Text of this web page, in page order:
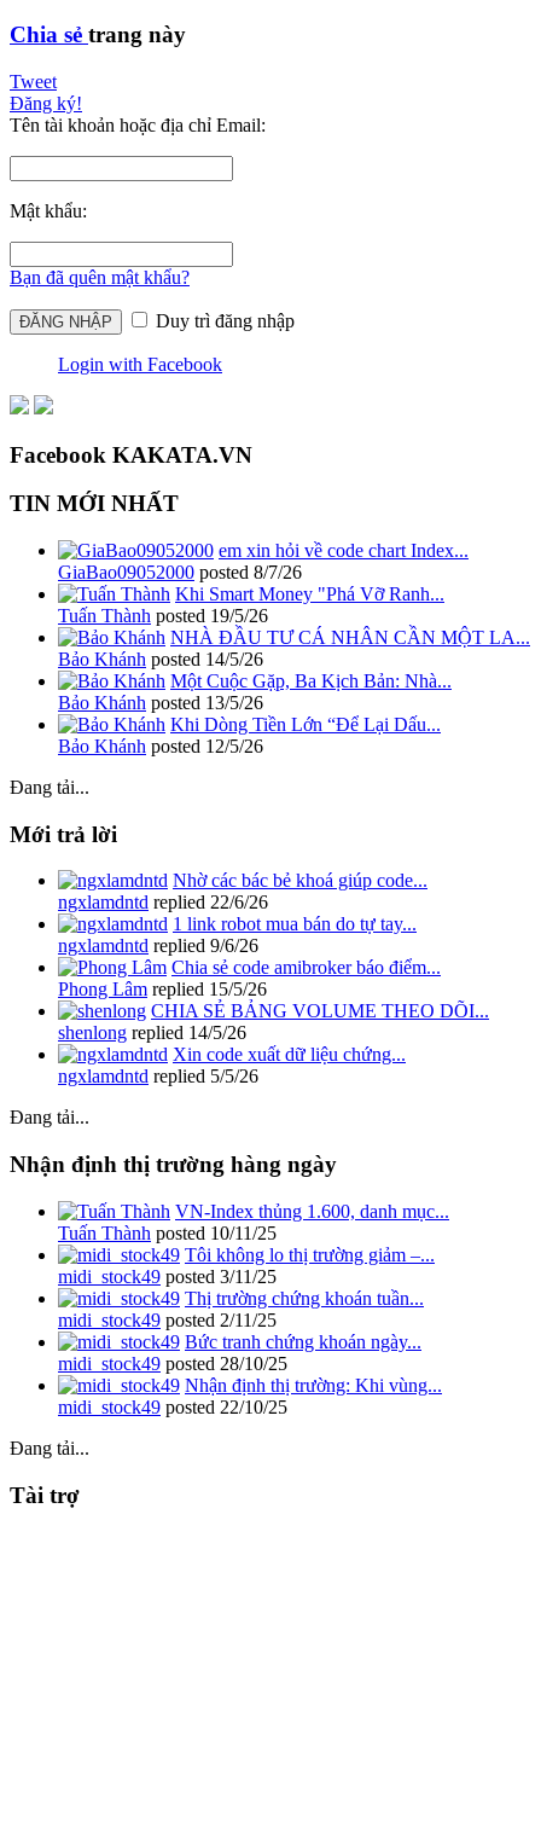
Chia sẻ trang này
Tweet
Đăng ký!
Tên tài khoản hoặc địa chỉ Email:
Mật khẩu:
Bạn đã quên mật khẩu?
Duy trì đăng nhập
Login with Facebook
Facebook KAKATA.VN
TIN MỚI NHẤT
em xin hỏi về code chart Index...
GiaBao09052000 posted 8/7/26
Khi Smart Money "Phá Vỡ Ranh...
Tuấn Thành posted 19/5/26
NHÀ ĐẦU TƯ CÁ NHÂN CẦN MỘT LA...
Bảo Khánh posted 14/5/26
Một Cuộc Gặp, Ba Kịch Bản: Nhà...
Bảo Khánh posted 13/5/26
Khi Dòng Tiền Lớn “Để Lại Dấu...
Bảo Khánh posted 12/5/26
Đang tải...
Mới trả lời
Nhờ các bác bẻ khoá giúp code...
ngxlamdntd replied 22/6/26
1 link robot mua bán do tự tay...
ngxlamdntd replied 9/6/26
Chia sẻ code amibroker báo điểm...
Phong Lâm replied 15/5/26
CHIA SẺ BẢNG VOLUME THEO DÕI...
shenlong replied 14/5/26
Xin code xuất dữ liệu chứng...
ngxlamdntd replied 5/5/26
Đang tải...
Nhận định thị trường hàng ngày
VN-Index thủng 1.600, danh mục...
Tuấn Thành posted 10/11/25
Tôi không lo thị trường giảm –...
midi_stock49 posted 3/11/25
Thị trường chứng khoán tuần...
midi_stock49 posted 2/11/25
Bức tranh chứng khoán ngày...
midi_stock49 posted 28/10/25
Nhận định thị trường: Khi vùng...
midi_stock49 posted 22/10/25
Đang tải...
Tài trợ